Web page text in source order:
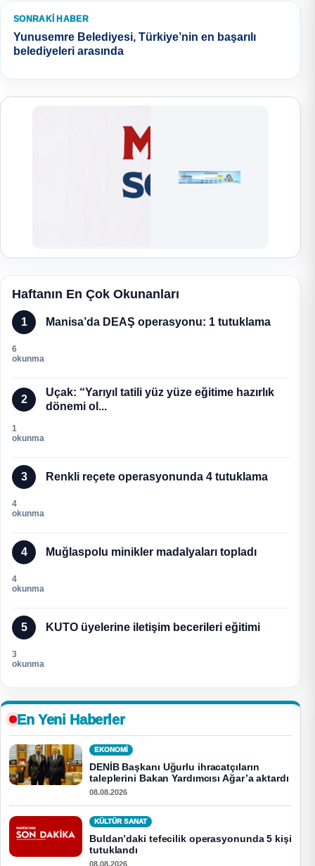
SONRAKI HABER
Yunusemre Belediyesi, Türkiye’nin en başarılı
belediyeleri arasında
Haftanın En Çok Okunanları
1 Manisa’da DEAŞ operasyonu: 1 tutuklama
6
okunma
2
Uçak: “Yarıyıl tatili yüz yüze eğitime hazırlık
dönemi ol...
1
okunma
3 Renkli reçete operasyonunda 4 tutuklama
4
okunma
4 Muğlaspolu minikler madalyaları topladı
4
okunma
5 KUTO üyelerine iletişim becerileri eğitimi
3
okunma
En Yeni Haberler
EKONOMI
DENİB Başkanı Uğurlu ihracatçıların
taleplerini Bakan Yardımcısı Ağar’a aktardı
08.08.2026
KÜLTÜR SANAT
Buldan’daki tefecilik operasyonunda 5 kişi
tutuklandı
08.08.2026